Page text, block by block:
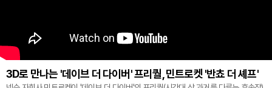
3D로 만나는 '데이브 더 다이버' 프리퀄, 민트로켓 '반쵸 더 셰프'